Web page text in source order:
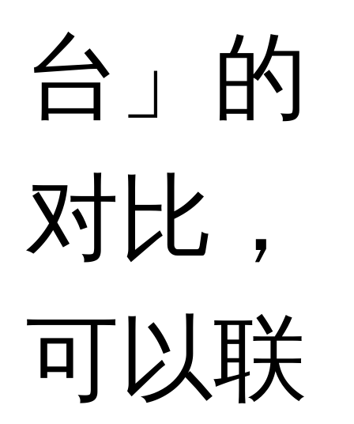
台」的
对比，
可以联